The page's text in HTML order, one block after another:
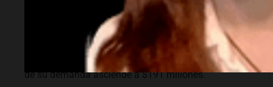
Un salteño de 34 años reclama indemnización tras
sufrir graves problemas de salud que asocia a las
dosis de la vacuna recibidas en 2021. La suma total
de su demanda asciende a $191 millones.